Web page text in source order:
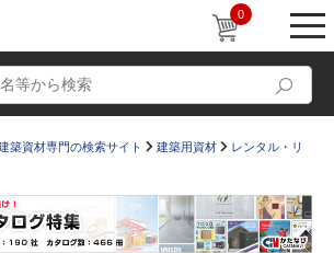
0
築資材専門の検索サイト 建築用資材
レンタル・リ